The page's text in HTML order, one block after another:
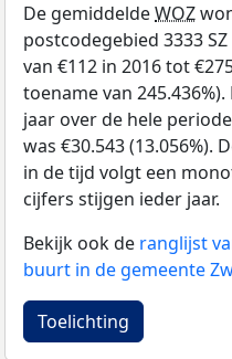
De gemiddeldeWOZ
postcodegebied 3333
van €112 in 2016 tot
toename van
jaar over de hele
was €30.543 (13.056%).
in de tijd volgt een
cijfers stijgen ieder jaar.
Bekijk ook de ranglijst
buurt in de gemeente
Toelichting